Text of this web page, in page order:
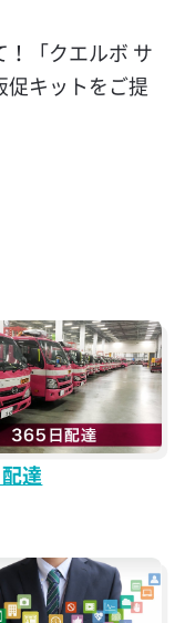
販促物が貰え
ンペーン
「クエルボ サ
促キットをご提
スを始めまし
躍！小ロットか
特集
て応募！お好き
ワイルドターキ
カクヤス飲食店
全義務化になり
ンロードもで
！オシャレなス
達